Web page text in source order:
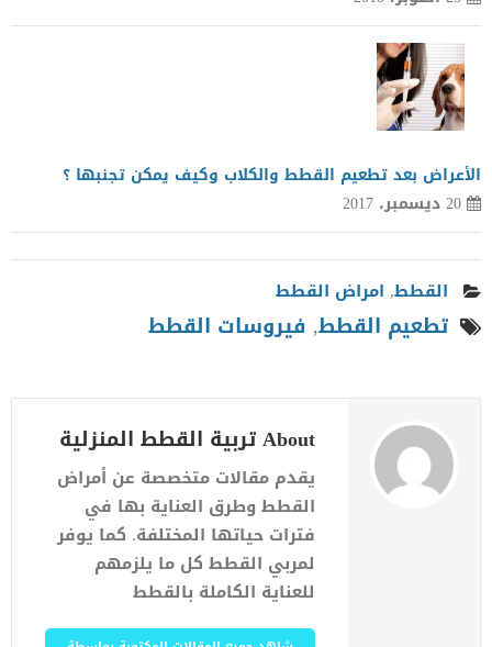
الأعراض بعد تطعيم القطط والكلاب وكيف يمكن تجنبها ؟
20 ديسمبر، 2017
القطط, امراض القطط
تطعيم القطط, فيروسات القطط
About تربية القطط المنزلية
يقدم مقالات متخصصة عن أمراض
القطط وطرق العناية بها في
فترات حياتها المختلفة. كما يوفر
لمربي القطط كل ما يلزمهم
للعناية الكاملة بالقطط